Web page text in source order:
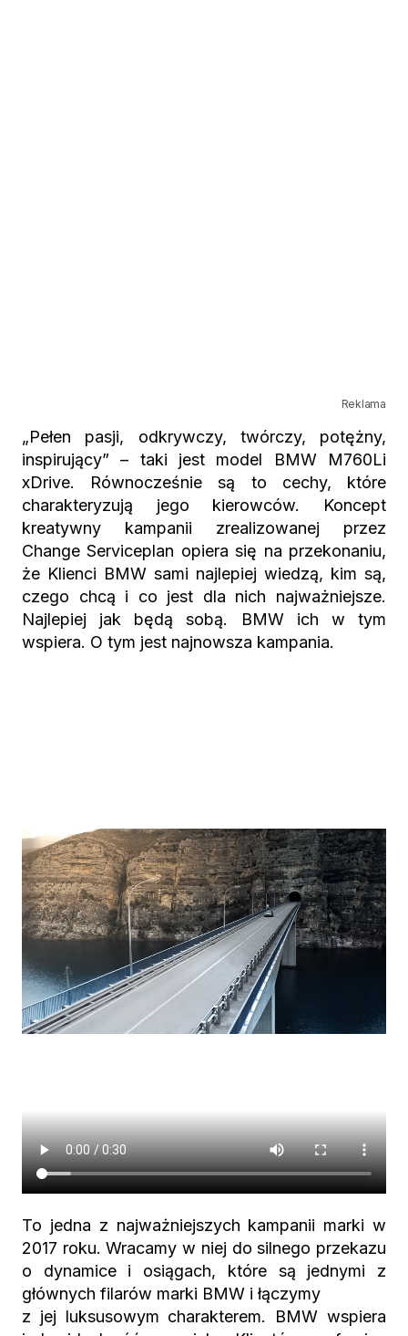
Reklama
„Pełen pasji, odkrywczy, twórczy, potężny,
inspirujący” – taki jest model BMW M760Li
xDrive. Równocześnie są to cechy, które
charakteryzują jego kierowców. Koncept
kreatywny kampanii zrealizowanej przez
Change Serviceplan opiera się na przekonaniu,
że Klienci BMW sami najlepiej wiedzą, kim są,
czego chcą i co jest dla nich najważniejsze.
Najlepiej jak będą sobą. BMW ich w tym
wspiera. O tym jest najnowsza kampania.
To jedna z najważniejszych kampanii marki w
2017 roku. Wracamy w niej do silnego przekazu
o dynamice i osiągach, które są jednymi z
głównych filarów marki BMW i łączymy
z jej luksusowym charakterem. BMW wspiera